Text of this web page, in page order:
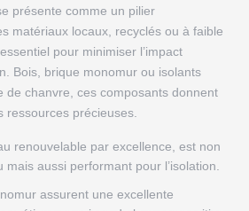
présente comme un pilier
matériaux locaux, recyclés ou à faible
pour minimiser l’impact
Bois, brique monomur ou isolants
de chanvre, ces composants donnent
ressources précieuses.
renouvelable par excellence, est non
mais aussi performant pour l’isolation.
assurent une excellente